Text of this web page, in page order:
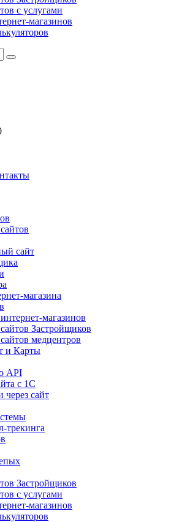
с услугами
магазинов
сайт
магазина
магазинов
Застройщиков
медцентров
и Карты
API
с 1С
через сайт
трекинга
Застройщиков
с услугами
магазинов